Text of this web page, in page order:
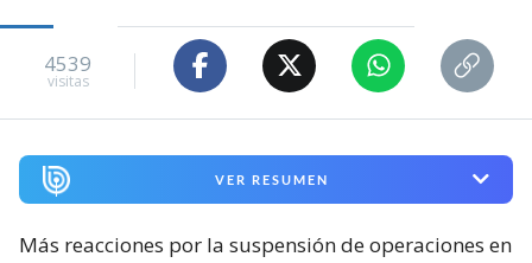
4539
visitas
VER RESUMEN
Más reacciones por la suspensión de operaciones en